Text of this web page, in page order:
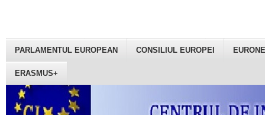
PARLAMENTUL EUROPEAN CONSILIUL EUROPEI
ERASMUS+